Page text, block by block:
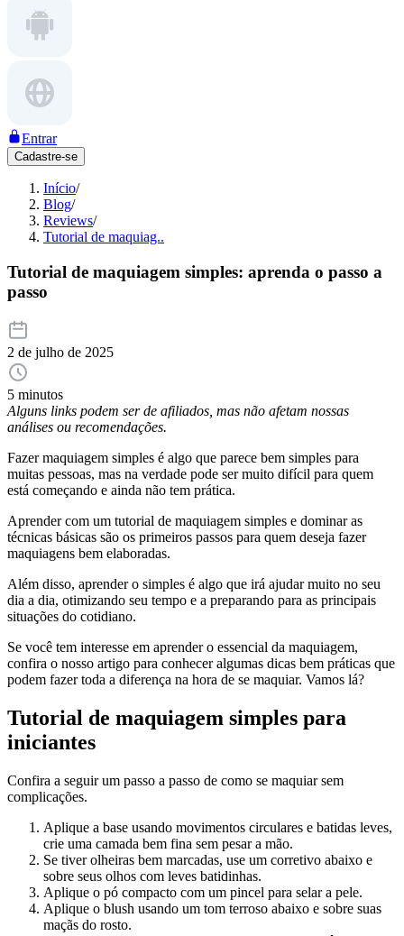
Entrar
Cadastre-se
Início/
Blog/
Reviews/
Tutorial de maquiag..
Tutorial de maquiagem simples: aprenda o passo a
passo
2 de julho de 2025
5 minutos
Alguns links podem ser de afiliados, mas não afetam nossas
análises ou recomendações.
Fazer maquiagem simples é algo que parece bem simples para
muitas pessoas, mas na verdade pode ser muito difícil para quem
está começando e ainda não tem prática.
Aprender com um tutorial de maquiagem simples e dominar as
técnicas básicas são os primeiros passos para quem deseja fazer
maquiagens bem elaboradas.
Além disso, aprender o simples é algo que irá ajudar muito no seu
dia a dia, otimizando seu tempo e a preparando para as principais
situações do cotidiano.
Se você tem interesse em aprender o essencial da maquiagem,
confira o nosso artigo para conhecer algumas dicas bem práticas que
podem fazer toda a diferença na hora de se maquiar. Vamos lá?
Tutorial de maquiagem simples para
iniciantes
Confira a seguir um passo a passo de como se maquiar sem
complicações.
Aplique a base usando movimentos circulares e batidas leves,
crie uma camada bem fina sem pesar a mão.
Se tiver olheiras bem marcadas, use um corretivo abaixo e
sobre seus olhos com leves batidinhas.
Aplique o pó compacto com um pincel para selar a pele.
Aplique o blush usando um tom terroso abaixo e sobre suas
maçãs do rosto.